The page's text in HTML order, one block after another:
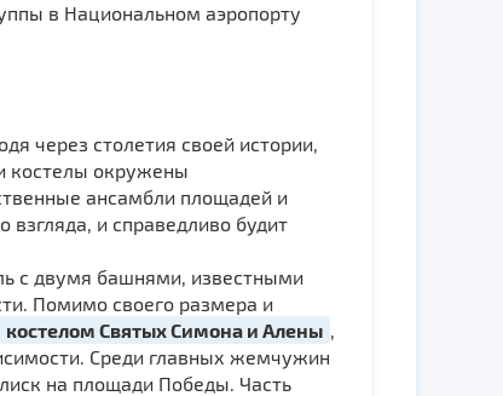
в Национальном аэропорту
через столетия своей истории,
костелы окружены
ансамбли площадей и
и справедливо будит
с двумя башнями, известными
Помимо своего размера и
костелом Святых Симона и Алены ,
Среди главных жемчужин
на площади Победы. Часть